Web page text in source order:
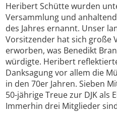
Heribert Schütte wurden
Versammlung und
des Jahres ernannt. Unser
Vorsitzender hat sich große
erworben, was Benedikt
würdigte. Heribert
Danksagung vor allem die
in den 70er Jahren. Sieben
50-jährige Treue zur DJK
Immerhin drei Mitglieder